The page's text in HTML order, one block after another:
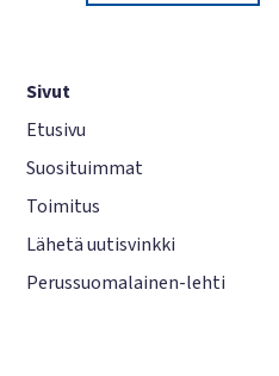
Sivut
Etusivu
Suosituimmat
Toimitus
Lähetä uutisvinkki
Perussuomalainen-lehti